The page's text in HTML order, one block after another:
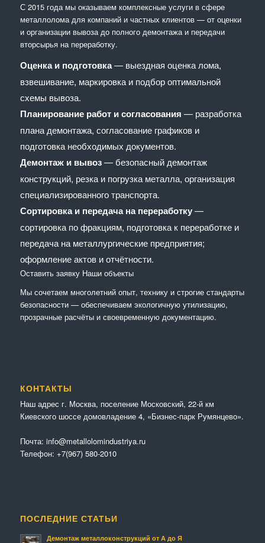
С 2015 года мы оказываем комплексные услуги в сфере
металлолома для компаний и частных клиентов — от оценки
и организации вывоза до полного демонтажа и передачи
вторсырья на переработку.
Оценка и подготовка— выездная оценка лома,
взвешивание, маркировка и подбор оптимальной
схемы вывоза.
Планирование работ и согласования — разработка
плана демонтажа, согласование графиков и
подготовка необходимых документов.
Демонтаж и вывоз— безопасный демонтаж
конструкций, резка и погрузка металла, организация
специализированного транспорта.
Сортировка и передача на переработку—
сортировка по фракциям, подготовка к переработке и
передача на металлургические предприятия;
оформление актов и отчётности.
Оставить заявку Наши объекты
Мы сочетaем многолетний опыт, технику и строгие стандарты
безопасности — обеспечиваем экологичную утилизацию,
прозрачные расчёты и своевременную документацию.
КОНТАКТЫ
Наш адрес г. Москва, поселение Московский, 22-й км
Киевского шоссе домовладение 4, «Бизнес-парк Румянцево».
Почта: info@metallolomindustriya.ru
Телефон: +7(967) 580-2010
ПОСЛЕДНИЕ СТАТЬИ
Демонтаж металлоконструкций от А до Я